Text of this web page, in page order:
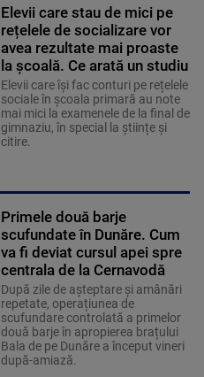
Elevii care stau de mici pe
rețelele de socializare vor
avea rezultate mai proaste
la școală. Ce arată un studiu
Elevii care îşi fac conturi pe rețelele
sociale în școala primară au note
mai mici la examenele de la final de
gimnaziu, în special la științe și
citire.
Primele două barje
scufundate în Dunăre. Cum
va fi deviat cursul apei spre
centrala de la Cernavodă
După zile de așteptare și amânări
repetate, operațiunea de
scufundare controlată a primelor
două barje în apropierea brațului
Bala de pe Dunăre a început vineri
după-amiază.